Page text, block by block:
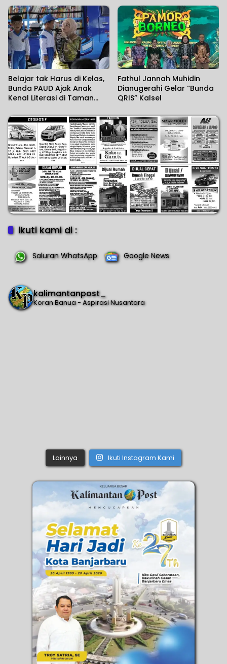
2026
Belajar tak Harus di Kelas,
Bunda PAUD Ajak Anak
Kenal Literasi di Taman
Fathul Jannah Muhidin
Dianugerahi Gelar “Bunda
QRIS” Kalsel
ikuti kami di :
Saluran WhatsApp Google News
kalimantanpost_
Koran Banua - Aspirasi Nusantara
Lainnya Ikuti Instagram Kami